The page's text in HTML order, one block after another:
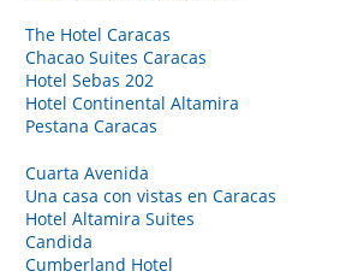
The Hotel Caracas
Chacao Suites Caracas
Hotel Sebas 202
Hotel Continental Altamira
Pestana Caracas
Cuarta Avenida
Una casa con vistas en Caracas
Hotel Altamira Suites
Candida
Cumberland Hotel